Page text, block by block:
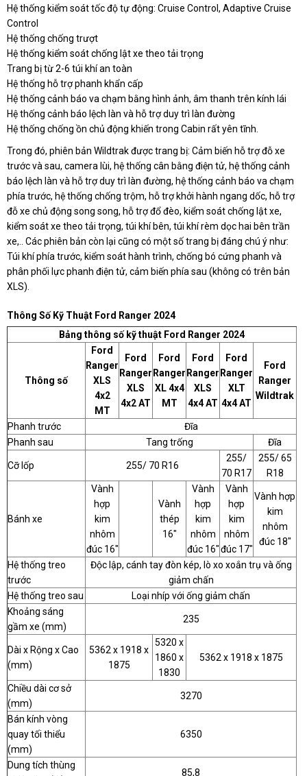
Hệ thống kiểm soát tốc độ tự động: Cruise Control, Adaptive Cruise
Control
Hệ thống chống trượt
Hệ thống kiểm soát chống lật xe theo tải trọng
Trang bị từ 2-6 túi khí an toàn
Hệ thống hỗ trợ phanh khẩn cấp
Hệ thống cảnh báo va chạm bằng hình ảnh, âm thanh trên kính lái
Hệ thống cảnh báo lệch làn và hỗ trợ duy trì làn đường
Hệ thống chống ồn chủ động khiến trong Cabin rất yên tĩnh.
Trong đó, phiên bản Wildtrak được trang bị: Cảm biến hỗ trợ đỗ xe
trước và sau, camera lùi, hệ thống cân bằng điện tử, hệ thống cảnh
báo lệch làn và hỗ trợ duy trì làn đường, hệ thống cảnh báo va chạm
phía trước, hệ thống chống trộm, hỗ trợ khởi hành ngang dốc, hỗ trợ
đỗ xe chủ động song song, hỗ trợ đổ đèo, kiểm soát chống lật xe,
kiểm soát xe theo tải trọng, túi khí bên, túi khí rèm dọc hai bên trần
xe,.. Các phiên bản còn lại cũng có một số trang bị đáng chú ý như:
Túi khí phía trước, kiểm soát hành trình, chống bó cứng phanh và
phân phối lực phanh điện tử, cảm biến phía sau (không có trên bản
XLS).
Thông Số Kỹ Thuật Ford Ranger 2024
Bảng thông số kỹ thuật Ford Ranger 2024
Thông số
Ford
Ranger
XLS
4x2
MT
Ford
Ranger
XLS
4x2 AT
Ford
Ranger
XL 4x4
MT
Ford
Ranger
XLS
4x4 AT
Ford
Ranger
XLT
4x4 AT
Ford
Ranger
Wildtrak
Phanh trước
Đĩa
Phanh sau
Tang trống Đĩa
Cỡ lốp 255/ 70 R16
255/
70 R17
255/ 65
R18
Bánh xe
Vành
hợp
kim
nhôm
đúc 16″
Vành
thép
16″
Vành
hợp
kim
nhôm
đúc 16″
Vành
hợp
kim
nhôm
đúc 17″
Vành hợp
kim
nhôm
đúc 18″
Hệ thống treo
trước
Độc lập, cánh tay đòn kép, lò xo xoắn trụ và ống
giảm chấn
Hệ thống treo sau
Loại nhíp với ống giảm chấn
Khoảng sáng
gầm xe (mm)
235
Dài x Rộng x Cao
(mm)
5362 x 1918 x
1875
5320 x
1860 x
1830
5362 x 1918 x 1875
Chiều dài cơ sở
(mm)
3270
Bán kính vòng
quay tối thiểu
(mm)
6350
Dung tích thùng
85,8